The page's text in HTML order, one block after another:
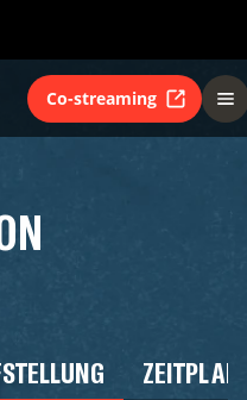
Co-streaming
ZEITPLAN